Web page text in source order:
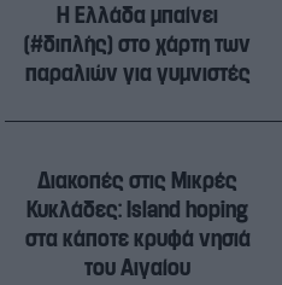
Η Ελλάδα μπαίνει
(#διπλής) στο χάρτη των
παραλιών για γυμνιστές
Διακοπές στις Μικρές
Κυκλάδες: Island hoping
στα κάποτε κρυφά νησιά
του Αιγαίου